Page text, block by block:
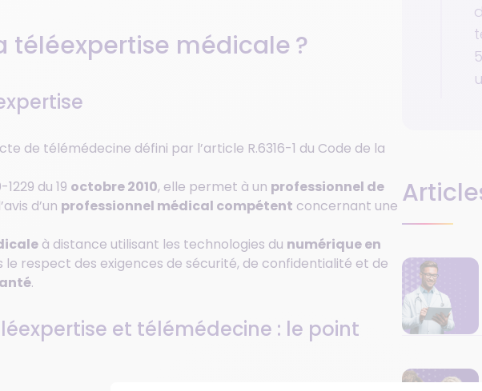
téléexpertise médicale ?
de télémédecine défini par l’article R.6316-1 du Code de la
du 19 octobre 2010, elle permet à un professionnel de
d’un professionnel médical compétent concernant une
à distance utilisant les technologies du numérique en
respect des exigences de sécurité, de confidentialité et de
.
et télémédecine : le point